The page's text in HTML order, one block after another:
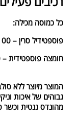
כל כמוסה מכילה:
פוספטידיל סרין – 100 מ”ג
חומצה פוספטידית – 100 מ”ג
המוצר מיוצר ללא
גבוהים של איכות
מהונדס גנטית וכשר